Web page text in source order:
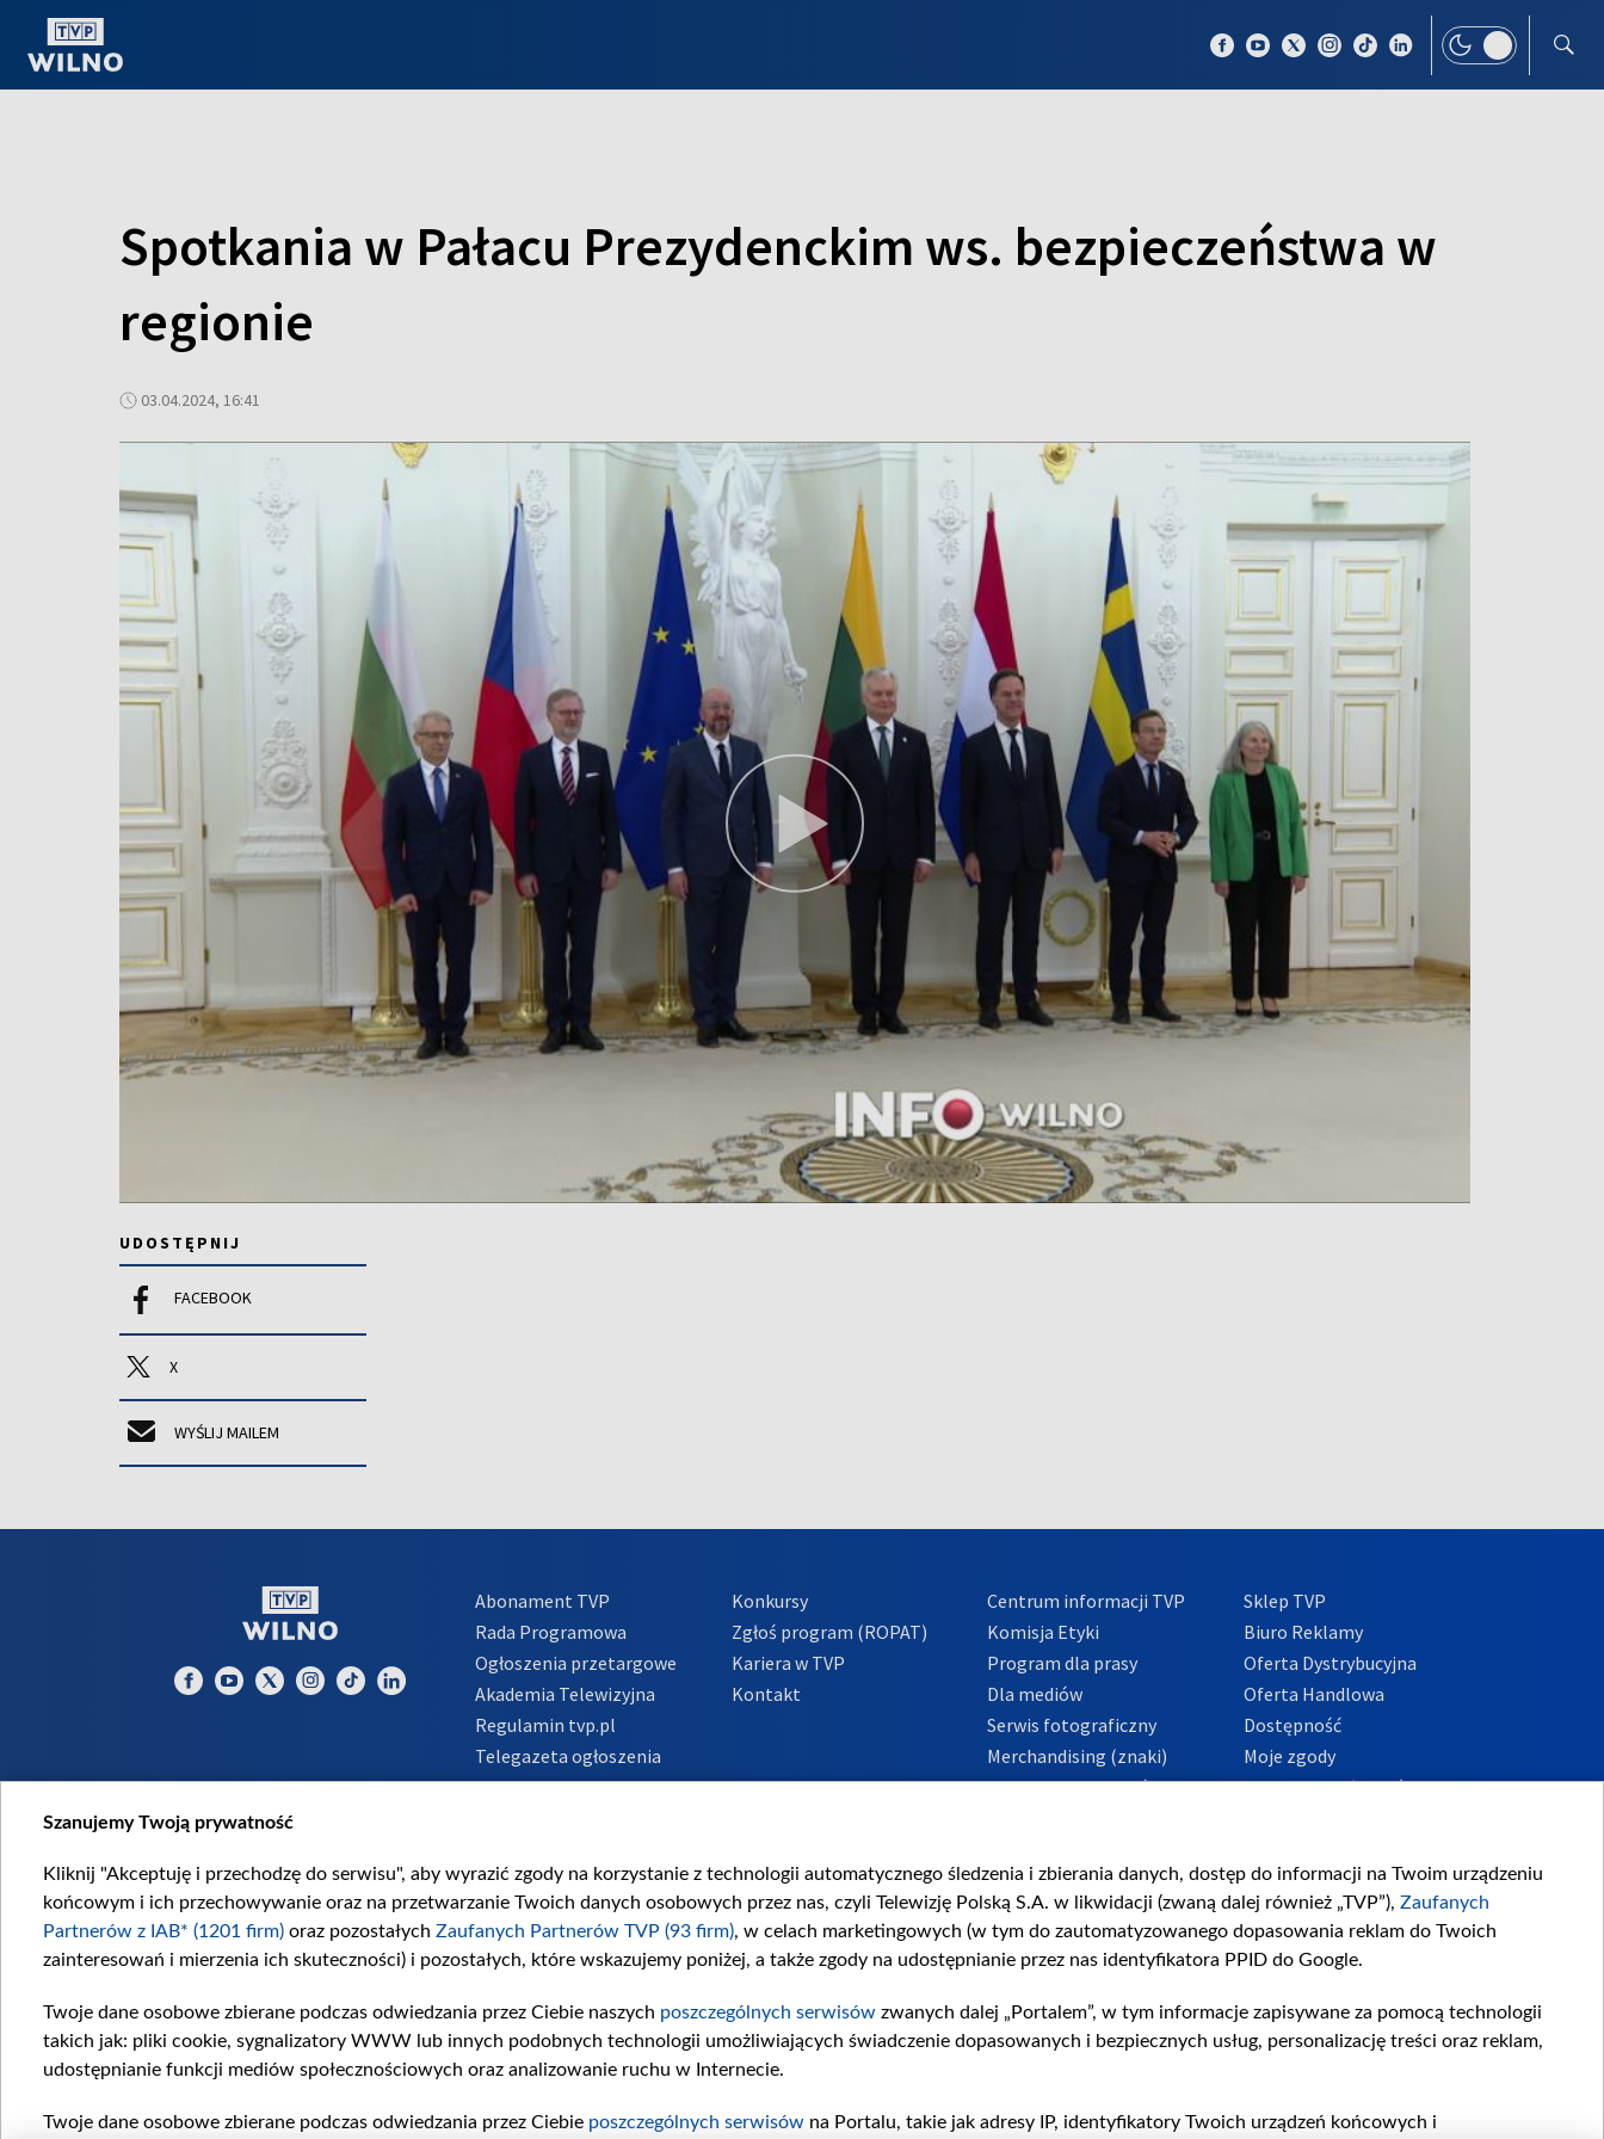
Spotkania w Pałacu Prezydenckim ws. bezpieczeństwa w
regionie
03.04.2024, 16:41
UDOSTĘPNIJ
FACEBOOK
X
WYŚLIJ MAILEM
Abonament TVP
Rada Programowa
Ogłoszenia przetargowe
Akademia Telewizyjna
Regulamin tvp.pl
Telegazeta ogłoszenia
Informacje o nadawcy
Konkursy
Zgłoś program (ROPAT)
Kariera w TVP
Kontakt
Centrum informacji TVP
Komisja Etyki
Program dla prasy
Dla mediów
Serwis fotograficzny
Merchandising (znaki)
Polityka Prywatności
Sklep TVP
Biuro Reklamy
Oferta Dystrybucyjna
Oferta Handlowa
Dostępność
Moje zgody
Procedura zgłoszeń
Szanujemy Twoją prywatność
Kliknij "Akceptuję i przechodzę do serwisu", aby wyrazić zgody na korzystanie z technologii automatycznego śledzenia i zbierania danych, dostęp do informacji na Twoim urządzeniu
końcowym i ich przechowywanie oraz na przetwarzanie Twoich danych osobowych przez nas, czyli Telewizję Polską S.A. w likwidacji (zwaną dalej również „TVP”), Zaufanych
Partnerów z IAB* (1201 firm) oraz pozostałych Zaufanych Partnerów TVP (93 firm), w celach marketingowych (w tym do zautomatyzowanego dopasowania reklam do Twoich
zainteresowań i mierzenia ich skuteczności) i pozostałych, które wskazujemy poniżej, a także zgody na udostępnianie przez nas identyfikatora PPID do Google.
Twoje dane osobowe zbierane podczas odwiedzania przez Ciebie naszych poszczególnych serwisów zwanych dalej „Portalem”, w tym informacje zapisywane za pomocą technologii
takich jak: pliki cookie, sygnalizatory WWW lub innych podobnych technologii umożliwiających świadczenie dopasowanych i bezpiecznych usług, personalizację treści oraz reklam,
udostępnianie funkcji mediów społecznościowych oraz analizowanie ruchu w Internecie.
Twoje dane osobowe zbierane podczas odwiedzania przez Ciebie poszczególnych serwisów na Portalu, takie jak adresy IP, identyfikatory Twoich urządzeń końcowych i